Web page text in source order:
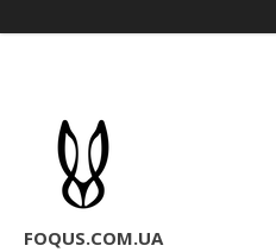
FOQUS.COM.UA